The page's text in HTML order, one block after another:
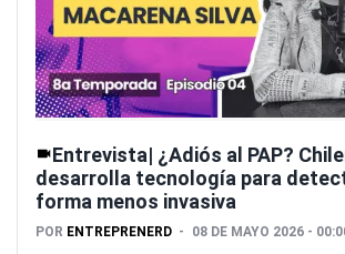
Entrevista| ¿Adiós al PAP?
desarrolla tecnología para
forma menos invasiva
POR ENTREPRENERD 08 DE MAYO 2026 -